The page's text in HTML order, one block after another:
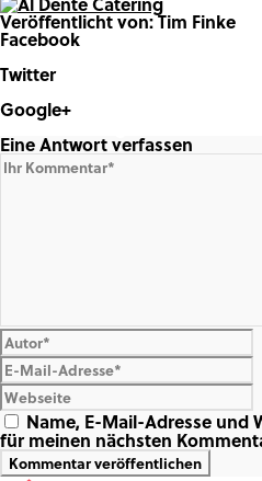
Veröffentlicht von: Tim Finke
Facebook
Twitter
Google+
Share on Google+
Eine Antwort verfassen
Name, E-Mail-Adresse und
für meinen nächsten